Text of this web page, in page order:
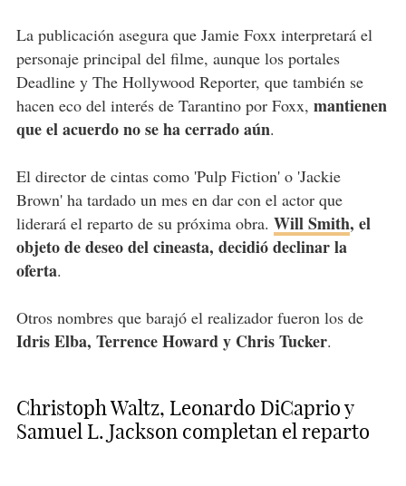
La publicación asegura que Jamie Foxx interpretará el
personaje principal del filme, aunque los portales
Deadline y The Hollywood Reporter, que también se
hacen eco del interés de Tarantino por Foxx, mantienen
que el acuerdo no se ha cerrado aún.
El director de cintas como 'Pulp Fiction' o 'Jackie
Brown' ha tardado un mes en dar con el actor que
liderará el reparto de su próxima obra. Will Smith, el
objeto de deseo del cineasta, decidió declinar la
oferta.
Otros nombres que barajó el realizador fueron los de
Idris Elba, Terrence Howard y Chris Tucker.
Christoph Waltz, Leonardo DiCaprio y
Samuel L. Jackson completan el reparto